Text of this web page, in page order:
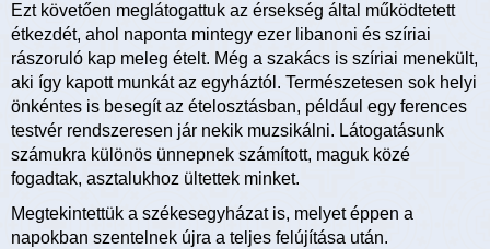
Ezt követően meglátogattuk az érsekség által működtetett
étkezdét, ahol naponta mintegy ezer libanoni és szíriai
rászoruló kap meleg ételt. Még a szakács is szíriai menekült,
aki így kapott munkát az egyháztól. Természetesen sok helyi
önkéntes is besegít az ételosztásban, például egy ferences
testvér rendszeresen jár nekik muzsikálni. Látogatásunk
számukra különös ünnepnek számított, maguk közé
fogadtak, asztalukhoz ültettek minket.
Megtekintettük a székesegyházat is, melyet éppen a
napokban szentelnek újra a teljes felújítása után.